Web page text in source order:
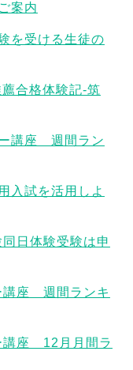
案内
を受ける生徒の
合格体験記-筑
講座 週間ラン
入試を活用しよ
日体験受験は申
座 週間ランキ
座 12月月間ラ